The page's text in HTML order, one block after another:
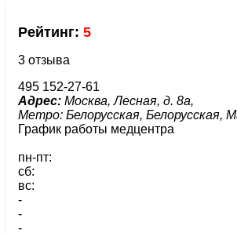
Рейтинг: 5
3 отзыва
495 152-27-61
Адрес: Москва, Лесная, д. 8а,
Метро: Белорусская, Белорусская,
График работы медцентра
пн-пт:
сб:
вс:
-
-
-